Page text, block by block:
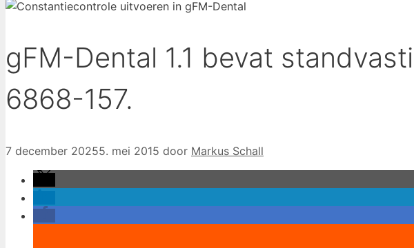
gFM-Dental 1.1 bevat
6868-157.
7 december 20255. mei 2015 door Markus Schall